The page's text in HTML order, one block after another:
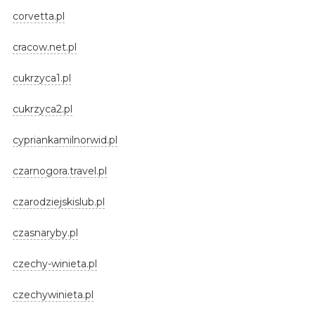
corvetta.pl
cracow.net.pl
cukrzyca1.pl
cukrzyca2.pl
cypriankamilnorwid.pl
czarnogora.travel.pl
czarodziejskislub.pl
czasnaryby.pl
czechy-winieta.pl
czechywinieta.pl